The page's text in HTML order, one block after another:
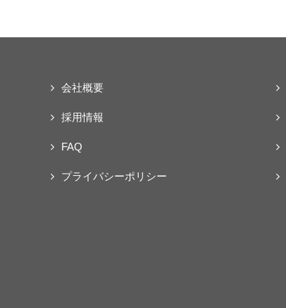
会社概要
採用情報
FAQ
プライバシーポリシー